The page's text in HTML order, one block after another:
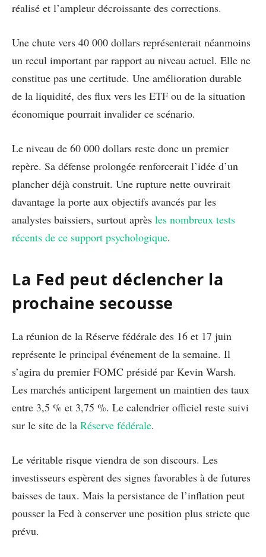
réalisé et l’ampleur décroissante des corrections.
Une chute vers 40 000 dollars représenterait néanmoins
un recul important par rapport au niveau actuel. Elle ne
constitue pas une certitude. Une amélioration durable
de la liquidité, des flux vers les ETF ou de la situation
économique pourrait invalider ce scénario.
Le niveau de 60 000 dollars reste donc un premier
repère. Sa défense prolongée renforcerait l’idée d’un
plancher déjà construit. Une rupture nette ouvrirait
davantage la porte aux objectifs avancés par les
analystes baissiers, surtout après les nombreux tests
récents de ce support psychologique.
La Fed peut déclencher la
prochaine secousse
La réunion de la Réserve fédérale des 16 et 17 juin
représente le principal événement de la semaine. Il
s’agira du premier FOMC présidé par Kevin Warsh.
Les marchés anticipent largement un maintien des taux
entre 3,5 % et 3,75 %. Le calendrier officiel reste suivi
sur le site de la Réserve fédérale.
Le véritable risque viendra de son discours. Les
investisseurs espèrent des signes favorables à de futures
baisses de taux. Mais la persistance de l’inflation peut
pousser la Fed à conserver une position plus stricte que
prévu.